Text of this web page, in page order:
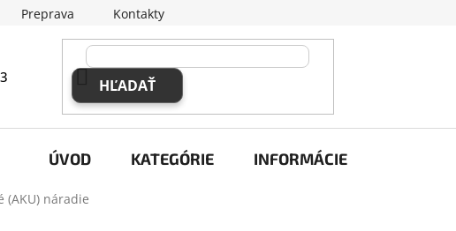
Preprava Kontakty
HĽADAŤ
ÚVOD KATEGÓRIE INFORMÁCIE
(AKU) náradie